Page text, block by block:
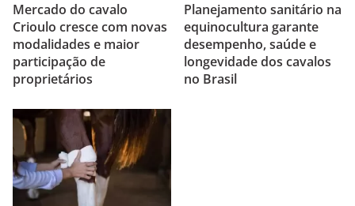
Mercado do cavalo
Crioulo cresce com novas
modalidades e maior
participação de
proprietários
Planejamento sanitário na
equinocultura garante
desempenho, saúde e
longevidade dos cavalos
no Brasil